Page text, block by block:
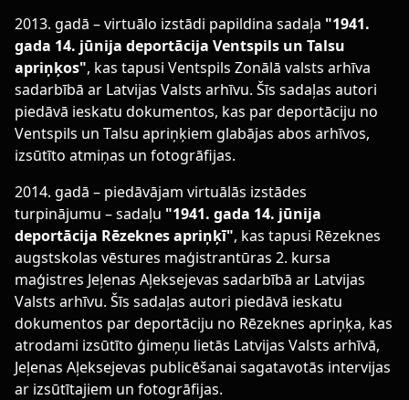
2013. gadā – virtuālo izstādi papildina sadaļa "1941.
gada 14. jūnija deportācija Ventspils un Talsu
apriņķos", kas tapusi Ventspils Zonālā valsts arhīva
sadarbībā ar Latvijas Valsts arhīvu. Šīs sadaļas autori
piedāvā ieskatu dokumentos, kas par deportāciju no
Ventspils un Talsu apriņķiem glabājas abos arhīvos,
izsūtīto atmiņas un fotogrāfijas.
2014. gadā – piedāvājam virtuālās izstādes
turpinājumu – sadaļu "1941. gada 14. jūnija
deportācija Rēzeknes apriņķī", kas tapusi Rēzeknes
augstskolas vēstures maģistrantūras 2. kursa
maģistres Jeļenas Aļeksejevas sadarbībā ar Latvijas
Valsts arhīvu. Šīs sadaļas autori piedāvā ieskatu
dokumentos par deportāciju no Rēzeknes apriņķa, kas
atrodami izsūtīto ģimeņu lietās Latvijas Valsts arhīvā,
Jeļenas Aļeksejevas publicēšanai sagatavotās intervijas
ar izsūtītajiem un fotogrāfijas.